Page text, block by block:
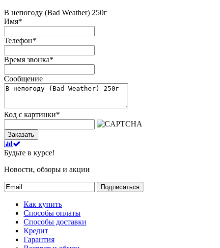
В непогоду (Bad Weather) 250г
Имя*
Телефон*
Время звонка*
Сообщение
Код с картинки*
Заказать
Будьте в курсе!
Новости, обзоры и акции
Подписаться
Как купить
Способы оплаты
Способы доставки
Кредит
Гарантия